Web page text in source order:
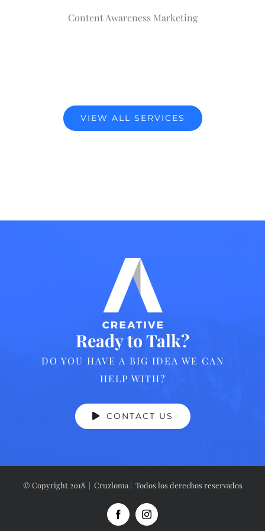
Content Awareness Marketing
VIEW ALL SERVICES
Ready to Talk?
DO YOU HAVE A BIG IDEA WE CAN
HELP WITH?
CONTACT US
© Copyright 2018 | Cruzloma | Todos los derechos reservados
FacebookInstagram